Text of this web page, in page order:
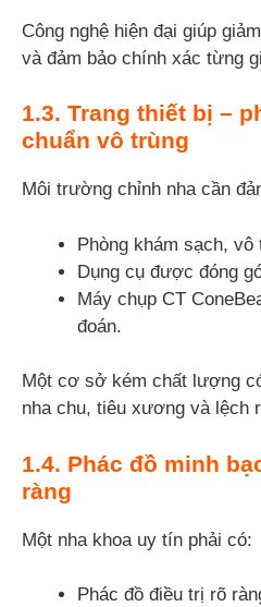
Công nghệ hiện đại giúp
và đảm bảo chính xác từng
1.3. Trang thiết bị –
chuẩn vô trùng
Môi trường chỉnh nha cần
Phòng khám sạch, vô
Dụng cụ được đóng
Máy chụp CT
đoán.
Một cơ sở kém chất lượng
nha chu, tiêu xương và lệch
1.4. Phác đồ minh
ràng
Một nha khoa uy tín phải có:
Phác đồ điều trị rõ